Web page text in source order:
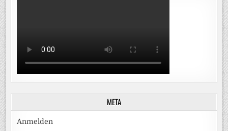
META
Anmelden